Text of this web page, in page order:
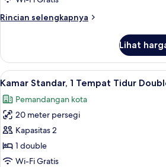
Rincian selengkapnya
Rincian
Kamar
Lihat
Lihat
semua
foto
untuk
Kamar
Standar,
1
Kamar
32
Kamar Standar, 1 Tempat Tidur
Pemandangan kota
20 meter persegi
Kapasitas 2
1 double
Wi-Fi Gratis